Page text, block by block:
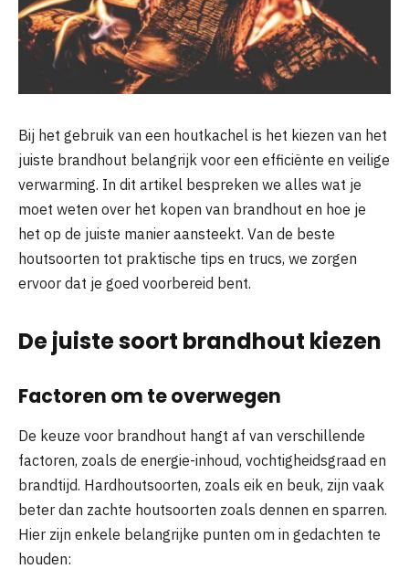
Bij het gebruik van een houtkachel is het kiezen van het
juiste brandhout belangrijk voor een efficiënte en veilige
verwarming. In dit artikel bespreken we alles wat je
moet weten over het kopen van brandhout en hoe je
het op de juiste manier aansteekt. Van de beste
houtsoorten tot praktische tips en trucs, we zorgen
ervoor dat je goed voorbereid bent.
De juiste soort brandhout kiezen
Factoren om te overwegen
De keuze voor brandhout hangt af van verschillende
factoren, zoals de energie-inhoud, vochtigheidsgraad en
brandtijd. Hardhoutsoorten, zoals eik en beuk, zijn vaak
beter dan zachte houtsoorten zoals dennen en sparren.
Hier zijn enkele belangrijke punten om in gedachten te
houden: